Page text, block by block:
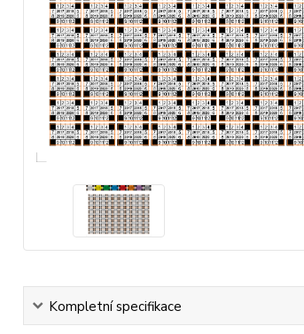
Kompletní specifikace